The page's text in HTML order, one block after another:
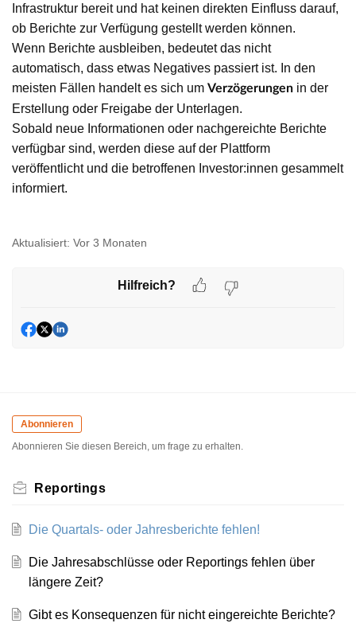
Infrastruktur bereit und hat keinen direkten Einfluss darauf,
ob Berichte zur Verfügung gestellt werden können.
Wenn Berichte ausbleiben, bedeutet das nicht
automatisch, dass etwas Negatives passiert ist. In den
meisten Fällen handelt es sich um Verzögerungen in der
Erstellung oder Freigabe der Unterlagen.
Sobald neue Informationen oder nachgereichte Berichte
verfügbar sind, werden diese auf der Plattform
veröffentlicht und die betroffenen Investor:innen gesammelt
informiert.
Aktualisiert: Vor 3 Monaten
Hilfreich?
Abonnieren
Abonnieren Sie diesen Bereich, um frage zu erhalten.
Reportings
Die Quartals- oder Jahresberichte fehlen!
Die Jahresabschlüsse oder Reportings fehlen über
längere Zeit?
Gibt es Konsequenzen für nicht eingereichte Berichte?